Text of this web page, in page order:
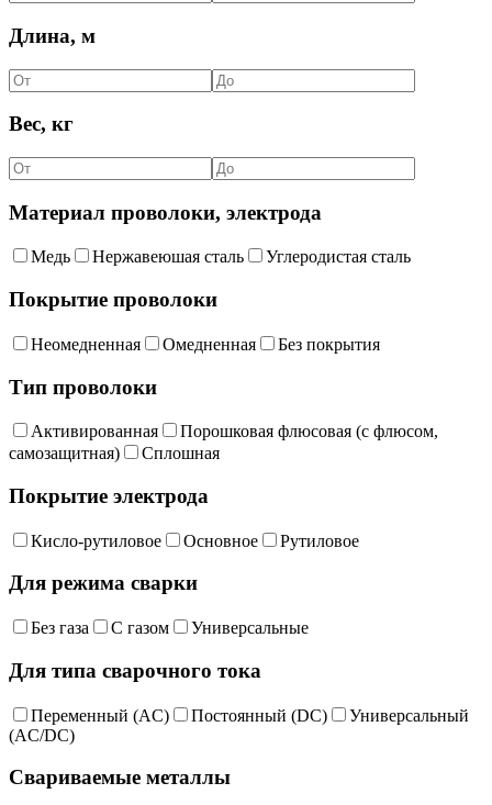
Длина, м
Вес, кг
Материал проволоки, электрода
Медь Нержавеюшая сталь Углеродистая сталь
Покрытие проволоки
Неомедненная Омедненная Без покрытия
Тип проволоки
Активированная
Порошковая флюсовая (с флюсом,
самозащитная)
Сплошная
Покрытие электрода
Кисло-рутиловое Основное Рутиловое
Для режима сварки
Без газа С газом Универсальные
Для типа сварочного тока
Переменный (AC) Постоянный (DC)
Универсальный
(AC/DC)
Свариваемые металлы